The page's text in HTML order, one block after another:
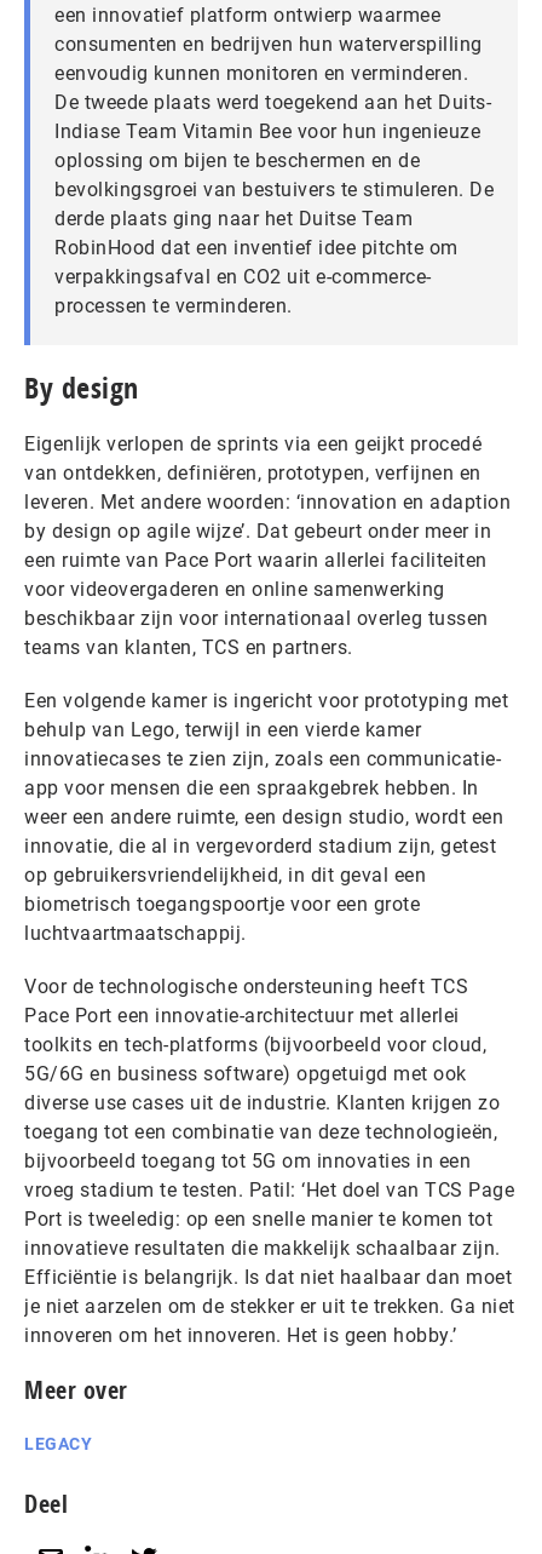
een innovatief platform ontwierp waarmee
consumenten en bedrijven hun waterverspilling
eenvoudig kunnen monitoren en verminderen.
De tweede plaats werd toegekend aan het Duits-
Indiase Team Vitamin Bee voor hun ingenieuze
oplossing om bijen te beschermen en de
bevolkingsgroei van bestuivers te stimuleren. De
derde plaats ging naar het Duitse Team
RobinHood dat een inventief idee pitchte om
verpakkingsafval en CO2 uit e-commerce-
processen te verminderen.
By design
Eigenlijk verlopen de sprints via een geijkt procedé
van ontdekken, definiëren, prototypen, verfijnen en
leveren. Met andere woorden: ‘innovation en adaption
by design op agile wijze’. Dat gebeurt onder meer in
een ruimte van Pace Port waarin allerlei faciliteiten
voor videovergaderen en online samenwerking
beschikbaar zijn voor internationaal overleg tussen
teams van klanten, TCS en partners.
Een volgende kamer is ingericht voor prototyping met
behulp van Lego, terwijl in een vierde kamer
innovatiecases te zien zijn, zoals een communicatie-
app voor mensen die een spraakgebrek hebben. In
weer een andere ruimte, een design studio, wordt een
innovatie, die al in vergevorderd stadium zijn, getest
op gebruikersvriendelijkheid, in dit geval een
biometrisch toegangspoortje voor een grote
luchtvaartmaatschappij.
Voor de technologische ondersteuning heeft TCS
Pace Port een innovatie-architectuur met allerlei
toolkits en tech-platforms (bijvoorbeeld voor cloud,
5G/6G en business software) opgetuigd met ook
diverse use cases uit de industrie. Klanten krijgen zo
toegang tot een combinatie van deze technologieën,
bijvoorbeeld toegang tot 5G om innovaties in een
vroeg stadium te testen. Patil: ‘Het doel van TCS Page
Port is tweeledig: op een snelle manier te komen tot
innovatieve resultaten die makkelijk schaalbaar zijn.
Efficiëntie is belangrijk. Is dat niet haalbaar dan moet
je niet aarzelen om de stekker er uit te trekken. Ga niet
innoveren om het innoveren. Het is geen hobby.’
Meer over
LEGACY
Deel